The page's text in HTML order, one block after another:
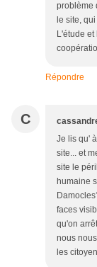
problème
le site,
L'étude
Répondre
C
Je lis qu'
site... et
site le
humaine
faces
qu'on
nous
les